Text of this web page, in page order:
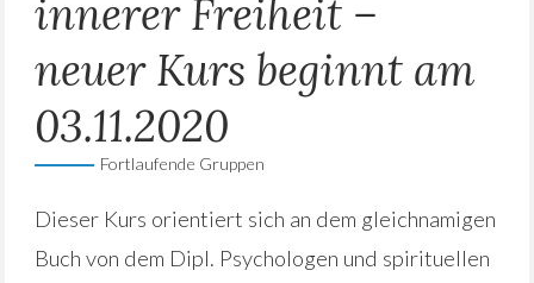
innerer Freiheit –
neuer Kurs beginnt am
03.11.2020
Fortlaufende Gruppen
Dieser Kurs orientiert sich an dem gleichnamigen
Buch von dem Dipl. Psychologen und spirituellen